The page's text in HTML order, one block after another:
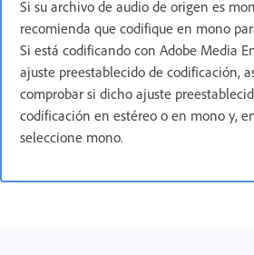
Si su archivo de audio de origen es
recomienda que codifique en mono
Si está codificando con Adobe Media
ajuste preestablecido de codificación,
comprobar si dicho ajuste
codificación en estéreo o en mono y,
seleccione mono.